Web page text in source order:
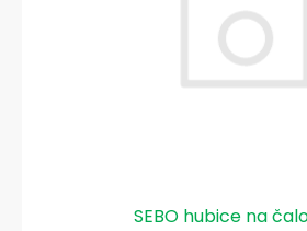
SEBO hubice na